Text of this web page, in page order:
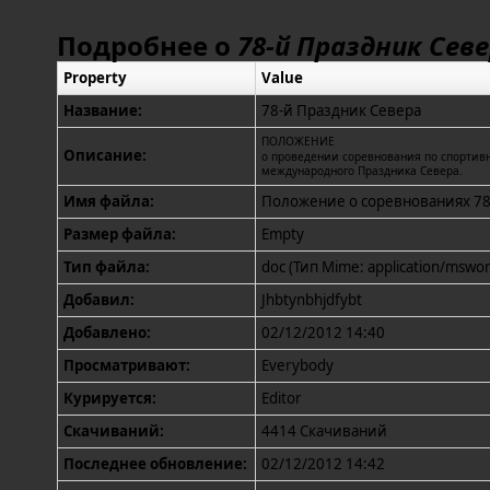
Подробнее о 78-й Праздник
Property
Value
Название:
78-й Праздник Севера
Описание:
ПОЛОЖЕНИЕ
о проведении соревнования по
международного Праздника Севера.
Имя файла:
Положение о соревнованиях
Размер файла:
Empty
Тип файла:
doc (Тип Mime: application/
Добавил:
Jhbtynbhjdfybt
Добавлено:
02/12/2012 14:40
Просматривают:
Everybody
Курируется:
Editor
Скачиваний:
4414 Скачиваний
Последнее обновление:
02/12/2012 14:42